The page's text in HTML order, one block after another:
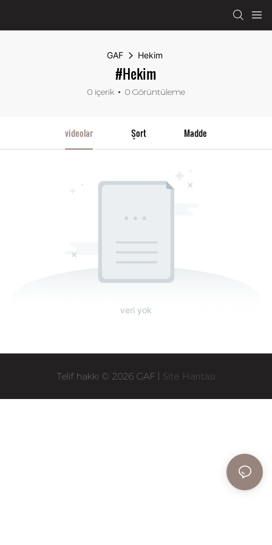
GAF Hekim
#Hekim
0 içerik 0 Görüntüleme
videolar Şort Madde
veri yok
Telif hakkı © 2026 GAF | Site Haritası